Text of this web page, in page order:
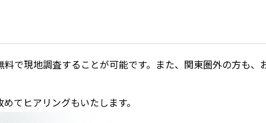
で現地調査することが可能です。また、関東圏外の方も、
てヒアリングもいたします。